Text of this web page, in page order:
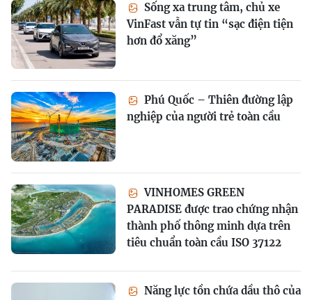
Sống xa trung tâm, chủ xe
VinFast vẫn tự tin “sạc điện tiện
hơn đổ xăng”
Phú Quốc – Thiên đường lập
nghiệp của người trẻ toàn cầu
VINHOMES GREEN
PARADISE được trao chứng nhận
thành phố thông minh dựa trên
tiêu chuẩn toàn cầu ISO 37122
Năng lực tồn chứa dầu thô của